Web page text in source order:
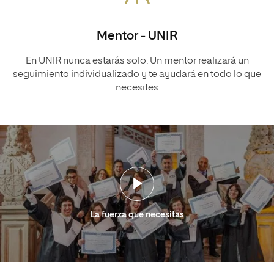
Mentor - UNIR
En UNIR nunca estarás solo. Un mentor realizará un
seguimiento individualizado y te ayudará en todo lo que
necesites
La fuerza que necesitas